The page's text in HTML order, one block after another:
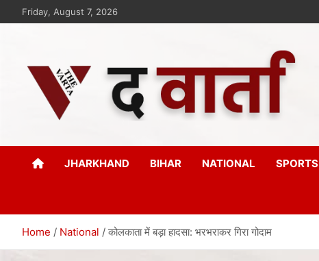
Friday, August 7, 2026
The Varta
JHARKHAND BIHAR NATIONAL SPORTS
Home National कोलकाता में बड़ा हादसा: भरभराकर गिरा गोदाम